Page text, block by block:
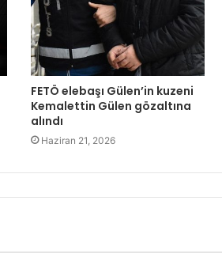
FETÖ elebaşı Gülen’in kuzeni
Kemalettin Gülen gözaltına
alındı
Haziran 21, 2026